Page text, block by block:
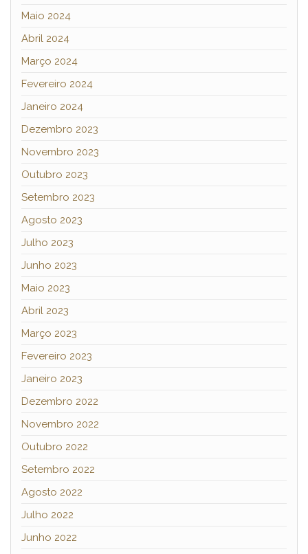
Maio 2024
Abril 2024
Março 2024
Fevereiro 2024
Janeiro 2024
Dezembro 2023
Novembro 2023
Outubro 2023
Setembro 2023
Agosto 2023
Julho 2023
Junho 2023
Maio 2023
Abril 2023
Março 2023
Fevereiro 2023
Janeiro 2023
Dezembro 2022
Novembro 2022
Outubro 2022
Setembro 2022
Agosto 2022
Julho 2022
Junho 2022